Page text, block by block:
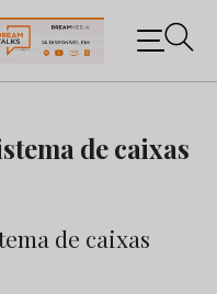
os negócios do
de caixas